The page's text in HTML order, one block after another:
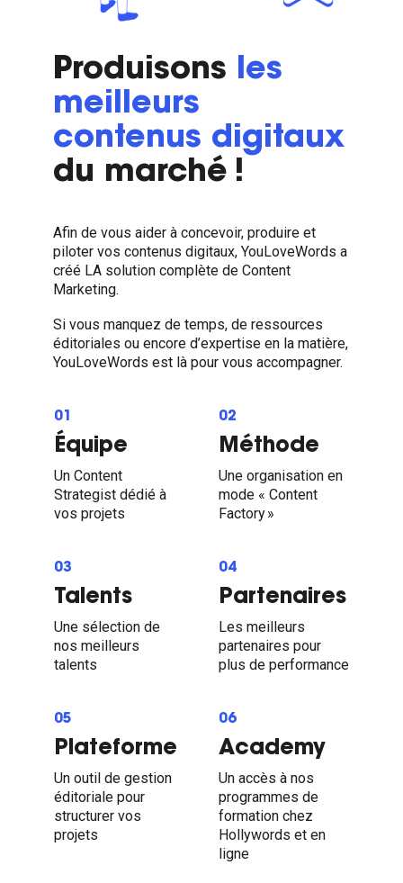
Produisons les
meilleurs
contenus digitaux
du marché !
Afin de vous aider à concevoir, produire et
piloter vos contenus digitaux, YouLoveWords a
créé LA solution complète de Content
Marketing.
Si vous manquez de temps, de ressources
éditoriales ou encore d’expertise en la matière,
YouLoveWords est là pour vous accompagner.
01
Équipe
Un Content
Strategist dédié à
vos projets
02
Méthode
Une organisation en
mode « Content
Factory »
03
Talents
Une sélection de
nos meilleurs
talents
04
Partenaires
Les meilleurs
partenaires pour
plus de performance
05
Plateforme
Un outil de gestion
éditoriale pour
structurer vos
projets
06
Academy
Un accès à nos
programmes de
formation chez
Hollywords et en
ligne